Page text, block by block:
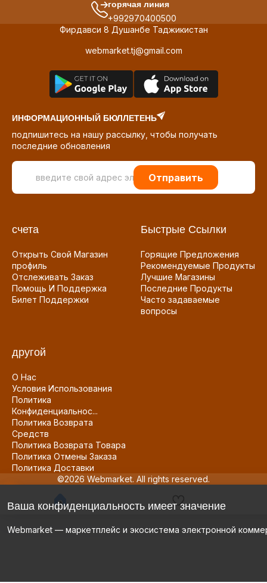
горячая линия
+992970400500
Фирдавси 8 Душанбе Таджикистан
webmarket.tj@gmail.com
ИНФОРМАЦИОННЫЙ БЮЛЛЕТЕНЬ
подпишитесь на нашу рассылку, чтобы получать
последние обновления
Отправить
счета
Открыть Свой Магазин
профиль
Отслеживать Заказ
Помощь И Поддержка
Билет Поддержки
Быстрые Ссылки
Горящие Предложения
Рекомендуемые Продукты
Лучшие Магазины
Последние Продукты
Часто задаваемые
вопросы
другой
О Нас
Условия Использования
Политика
Конфиденциальнос...
Политика Возврата
Средств
Политика Возврата Товара
Политика Отмены Заказа
Политика Доставки
©2026 Webmarket. All rights reserved.
Ваша конфиденциальность имеет значение
Webmarket — маркетплейс и экосистема электронной